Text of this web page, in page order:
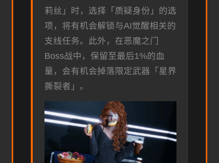
莉丝」时，选择「质疑身份」的选
项，将有机会解锁与AI觉醒相关的
支线任务。此外，在恶魔之门
Boss战中，保留至最后1%的血
量，会有机会掉落限定武器「星界
撕裂者」。